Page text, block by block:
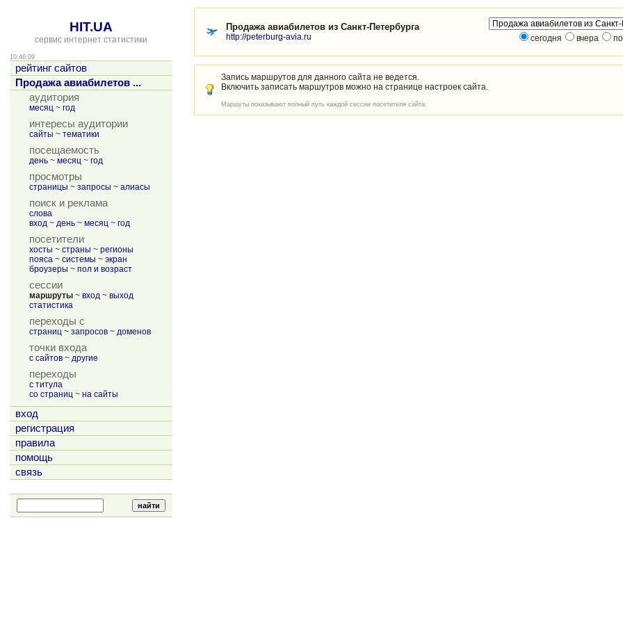
HIT.UA
сервис интернет статистики
10:46:09
рейтинг сайтов
Продажа авиабилетов ...
аудитория
месяц ~ год
интересы аудитории
сайты ~ тематики
посещаемость
день ~ месяц ~ год
просмотры
страницы ~ запросы ~ алиасы
поиск и реклама
слова
вход ~ день ~ месяц ~ год
посетители
хосты ~ страны ~ регионы
пояса ~ системы ~ экран
броузеры ~ пол и возраст
сессии
маршруты ~ вход ~ выход
статистика
переходы с
страниц ~ запросов ~ доменов
точки входа
с сайтов ~ другие
переходы
с титула
со страниц ~ на сайты
вход
регистрация
правила
помощь
связь
Продажа авиабилетов из Санкт-Петербурга
http://peterburg-avia.ru сегодня вчера
Запись маршрутов для данного сайта не ведется.
Включить записать маршутров можно на странице настроек сайта.
Маршуты показывают полный путь каждой сессии посетителя сайта.